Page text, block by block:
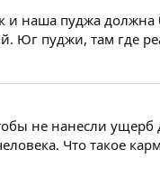
и наша пуджа
Юг пуджи, там где
не нанесли
Что такое